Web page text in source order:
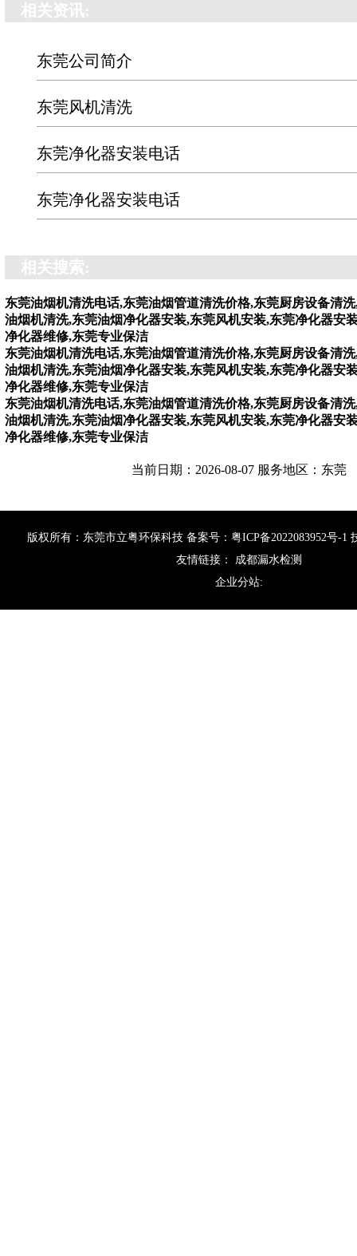
相关资讯:
东莞公司简介
东莞风机清洗
东莞净化器安装电话
东莞净化器安装电话
相关搜索:
东莞油烟机清洗电话,东莞油烟管道清洗价格,东莞厨房设备清
油烟机清洗,东莞油烟净化器安装,东莞风机安装,东莞净化器安
净化器维修,东莞专业保洁
东莞油烟机清洗电话,东莞油烟管道清洗价格,东莞厨房设备清
油烟机清洗,东莞油烟净化器安装,东莞风机安装,东莞净化器安
净化器维修,东莞专业保洁
东莞油烟机清洗电话,东莞油烟管道清洗价格,东莞厨房设备清
油烟机清洗,东莞油烟净化器安装,东莞风机安装,东莞净化器安
净化器维修,东莞专业保洁
当前日期：2026-08-07 服务地区：东莞
版权所有：东莞市立粤环保科技 备案号： 粤ICP备2022083952号-1
友情链接： 成都漏水检测
企业分站: